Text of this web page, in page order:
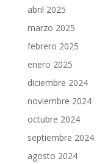
abril 2025
marzo 2025
febrero 2025
enero 2025
diciembre 2024
noviembre 2024
octubre 2024
septiembre 2024
agosto 2024